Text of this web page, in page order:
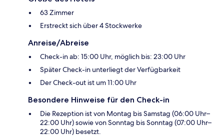
63 Zimmer
Erstreckt sich über 4 Stockwerke
Anreise/Abreise
Check-in ab: 15:00 Uhr, möglich bis: 23:00 Uhr
Später Check-in unterliegt der Verfügbarkeit
Der Check-out ist um 11:00 Uhr
Besondere Hinweise für den Check-in
Die Rezeption ist von Montag bis Samstag (06:00 Uhr–
22:00 Uhr) sowie von Sonntag bis Sonntag (07:00 Uhr–
22:00 Uhr) besetzt.